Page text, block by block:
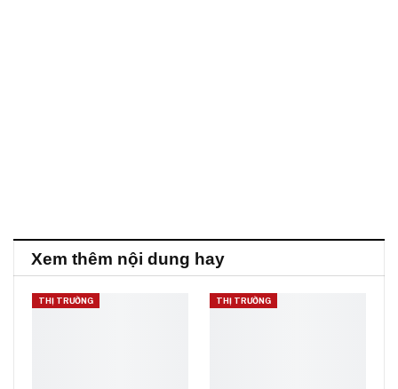
Xem thêm nội dung hay
THỊ TRƯỜNG THỊ TRƯỜNG